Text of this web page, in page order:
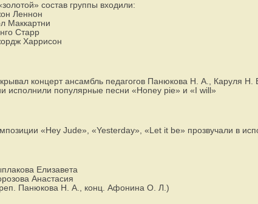
состав группы входили:
Леннон
Маккартни
Старр
Харрисон
концерт ансамбль педагогов Панюкова Н. А., Каруля
исполнили популярные песни «Honey pie» и «I will»
«Hey Jude», «Yesterday», «Let it be» прозвучали в
Елизавета
Анастасия
Панюкова Н. А., конц. Афонина О. Л.)